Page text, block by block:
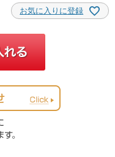
お気に入りに登録